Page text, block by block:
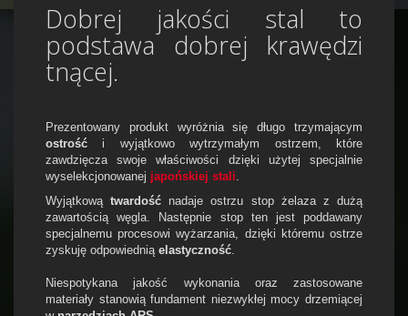
Dobrej jakości stal to
podstawa dobrej krawędzi
tnącej.
Prezentowany produkt wyróżnia się długo trzymającym
ostrość i wyjątkowo wytrzymałym ostrzem, które
zawdzięcza swoje właściwości dzięki użytej specjalnie
wyselekcjonowanej japońskiej stali
Wyjątkowątwardość nadaje ostrzu stop żelaza z dużą
zawartością węgla. Następnie stop ten jest poddawany
specjalnemu procesowi wyżarzania, dzięki któremu ostrze
zyskuję odpowiednią elastyczność
Niespotykana jakość wykonania oraz zastosowane
materiały stanowią fundament niezwykłej mocy drzemiącej